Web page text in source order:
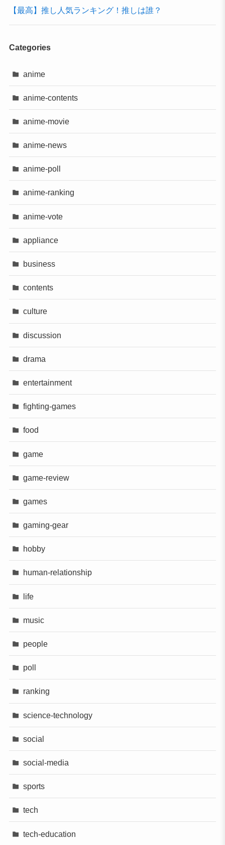
【最高】推し人気ランキング！推しは誰？
Categories
anime
anime-contents
anime-movie
anime-news
anime-poll
anime-ranking
anime-vote
appliance
business
contents
culture
discussion
drama
entertainment
fighting-games
food
game
game-review
games
gaming-gear
hobby
human-relationship
life
music
people
poll
ranking
science-technology
social
social-media
sports
tech
tech-education